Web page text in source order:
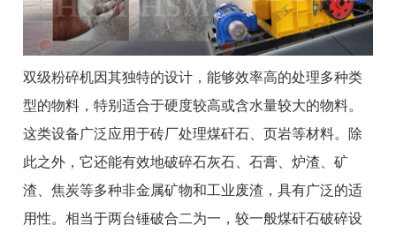
双级粉碎机因其独特的设计，能够效率高的处理多种类
型的物料，特别适合于硬度较高或含水量较大的物料。
这类设备广泛应用于砖厂处理煤矸石、页岩等材料。除
此之外，它还能有效地破碎石灰石、石膏、炉渣、矿
渣、焦炭等多种非金属矿物和工业废渣，具有广泛的适
用性。相当于两台锤破合二为一，较一般煤矸石破碎设